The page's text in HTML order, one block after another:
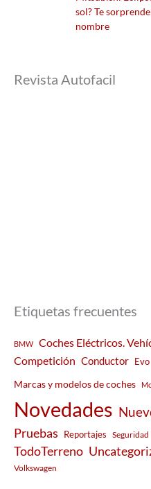
sol? Te
nombre
Revista Autofacil
Etiquetas frecuentes
BMW
Coches Eléctricos.
Competición Conductor Evo
Marcas y modelos de coches
Novedades
Pruebas Reportajes Seguridad
TodoTerreno
Volkswagen